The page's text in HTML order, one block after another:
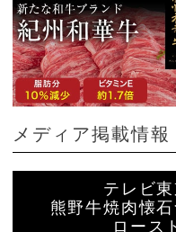
メディア掲載情報
テレビ
熊野牛焼肉懐
ロース